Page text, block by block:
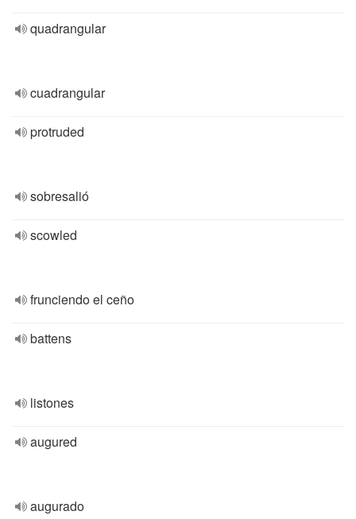
quadrangular
cuadrangular
protruded
sobresalió
scowled
frunciendo el ceño
battens
listones
augured
augurado